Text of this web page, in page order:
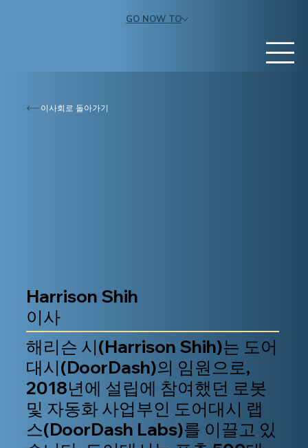
GO NOW TO
이사회로 돌아가기
Harrison Shih
이사
해리슨 시(Harrison Shih)는 도어
대시(DoorDash)의 임원으로,
2018년에 설립에 참여했던 로봇
및 자동화 사업부인 도어대시 랩
스(DoorDash Labs)를 이끌고 있